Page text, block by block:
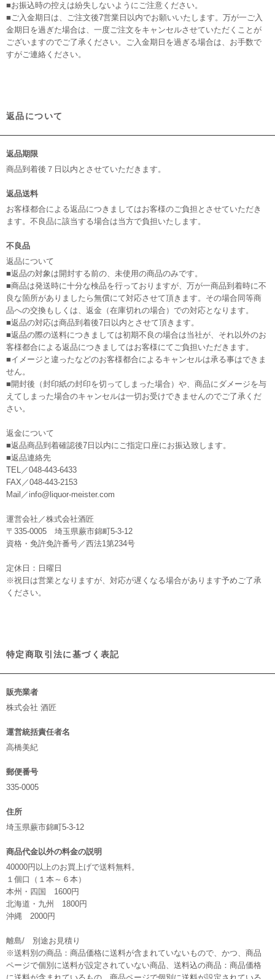
■お振込時の控えは紛失しないようにご注意ください。
■ご入金期日は、ご注文後7営業日以内でお願いいたします。万が一ご入
金期日を過ぎた場合は、一度ご注文をキャンセルさせていただくことが
ございますのでご了承ください。ご入金期日を過ぎる場合は、お手数で
すがご連絡ください。
返品について
返品期限
商品到着後７日以内とさせていただきます。
返品送料
お客様都合による返品につきましてはお客様のご負担とさせていただき
ます。不良品に該当する場合は当方で負担いたします。
不良品
返品について
■返品の対象は開封する前の、未使用の商品のみです。
■商品は発送時に十分な検品を行っておりますが、万が一商品到着時に不
良な箇所がありましたら無償にて対応させて頂きます。その場合同等商
品への交換もしくは、返金（在庫切れの場合）での対応となります。
■返品の対応は商品到着後7日以内とさせて頂きます。
■返品の際の送料につきましては初期不良の場合は当社が、それ以外のお
客様都合による返品につきましてはお客様にてご負担いただきます。
■イメージと違ったなどのお客様都合によるキャンセルは承る事はできま
せん。
■開封後（封印紙の封印を切ってしまった場合）や、商品にダメージを与
えてしまった場合のキャンセルは一切お受けできませんのでご了承くだ
さい。
返金について
■返品商品到着確認後7日以内にご指定口座にお振込致します。
■返品連絡先
TEL／048-443-6433
FAX／048-443-2153
Mail／info@liquor-meister.com
運営会社／株式会社酒匠
〒335-0005 埼玉県蕨市錦町5-3-12
資格・免許免許番号／西法1第234号
定休日：日曜日
※祝日は営業となりますが、対応が遅くなる場合があります予めご了承
ください。
特定商取引法に基づく表記
販売業者
株式会社 酒匠
運営統括責任者名
高橋美紀
郵便番号
335-0005
住所
埼玉県蕨市錦町5-3-12
商品代金以外の料金の説明
40000円以上のお買上げで送料無料。
１個口（１本～６本）
本州・四国 1600円
北海道・九州 1800円
沖縄 2000円
離島/ 別途お見積り
※送料別の商品：商品価格に送料が含まれていないもので、かつ、商品
ページで個別に送料が設定されていない商品、送料込の商品：商品価格